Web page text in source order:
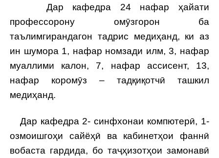
Дар кафедра 24 нафар ҳайати
профессорону омӯзгорон ба
таълимгирандагон тадрис медиҳанд, ки аз
ин шумора 1, нафар номзади илм, 3, нафар
муаллими калон, 7, нафар ассисент, 13,
нафар коромӯз – тадқиқотчӣ ташкил
медиҳанд.
Дар кафедра 2- синфхонаи компютерӣ, 1-
озмоишгоҳи сайёҳӣ ва кабинетҳои фаннӣ
вобаста гардида, бо таҷҳизотҳои замонавӣ